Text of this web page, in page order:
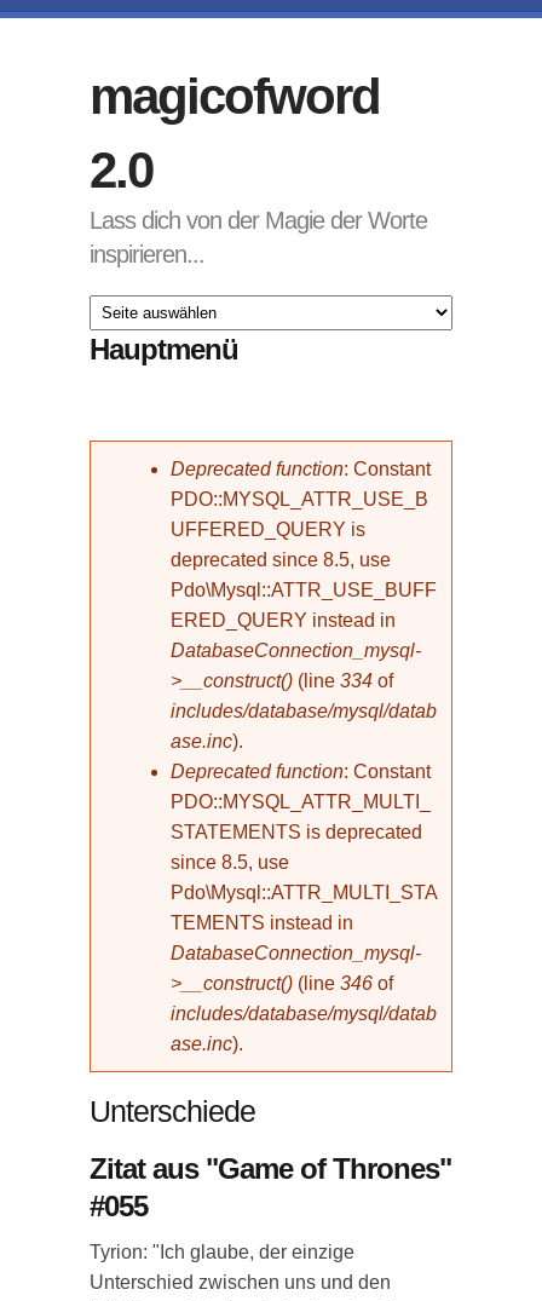
magicofword
2.0
Lass dich von der Magie der Worte
inspirieren...
Hauptmenü
Fehlermeldung
Deprecated function: Constant
PDO::MYSQL_ATTR_USE_B
UFFERED_QUERY is
deprecated since 8.5, use
Pdo\Mysql::ATTR_USE_BUFF
ERED_QUERY instead in
DatabaseConnection_mysql-
>__construct() (line 334 of
includes/database/mysql/datab
ase.inc).
Deprecated function: Constant
PDO::MYSQL_ATTR_MULTI_
STATEMENTS is deprecated
since 8.5, use
Pdo\Mysql::ATTR_MULTI_STA
TEMENTS instead in
DatabaseConnection_mysql-
>__construct() (line 346 of
includes/database/mysql/datab
ase.inc).
Unterschiede
Zitat aus "Game of Thrones"
#055
Tyrion: "Ich glaube, der einzige
Unterschied zwischen uns und den